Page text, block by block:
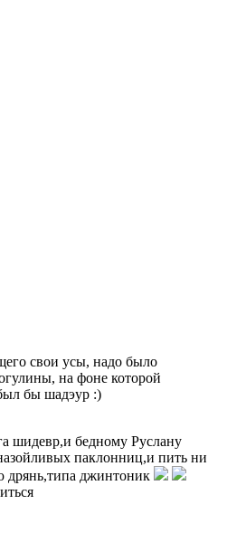
свои усы, надо было
на фоне которой
бы шадэур :)
шидевр,и бедному Руслану
паклонниц,и пить ни
дрянь,типа джинтоник